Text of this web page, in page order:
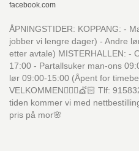
facebook.com
ÅPNINGSTIDER: KOPPANG: -
jobber vi lengre dager) - Andre
etter avtale) MISTERHALLEN: -
17:00 - Partallsuker man-ons
lør 09:00-15:00 (Åpent for
VELKOMMEN💇🏼‍♂️💇🏻 Tlf:
tiden kommer vi med
pris på mor🌸